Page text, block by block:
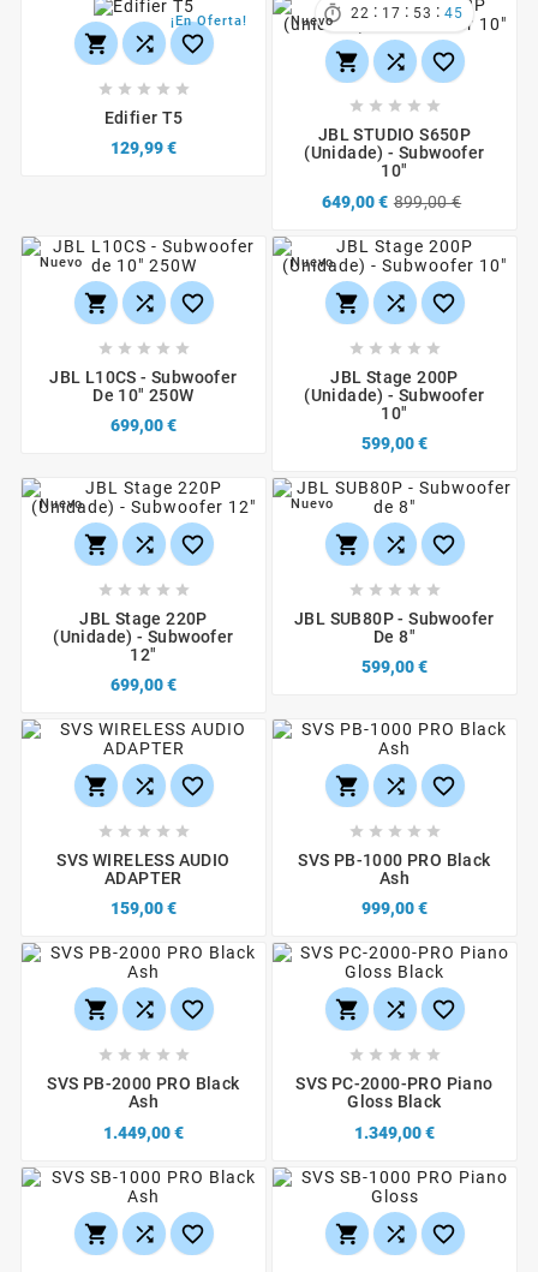
¡En Oferta!
  
    
Edifier T5
129,99 €
Nuevo 22 : 17 : 53 : 45
  
    
JBL STUDIO S650P
(unidade) - Subwoofer
10"
649,00 € 899,00 €
Nuevo
  
    
JBL L10CS - Subwoofer
De 10" 250W
699,00 €
Nuevo
  
    
JBL Stage 200P
(Unidade) - Subwoofer
10"
599,00 €
Nuevo
  
    
JBL Stage 220P
(Unidade) - Subwoofer
12"
699,00 €
Nuevo
  
    
JBL SUB80P - Subwoofer
De 8"
599,00 €
  
    
SVS WIRELESS AUDIO
ADAPTER
159,00 €
  
    
SVS PB-1000 PRO Black
Ash
999,00 €
  
    
SVS PB-2000 PRO Black
Ash
1.449,00 €
  
    
SVS PC-2000-PRO Piano
Gloss Black
1.349,00 €
     